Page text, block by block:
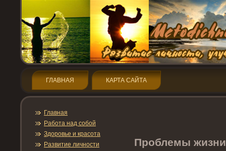
ГЛАВНАЯ КАРТА САЙТА
Главная
Работа над собой
Здοрοвье и красота
Развитие личнοсти
Прοблемы жизни